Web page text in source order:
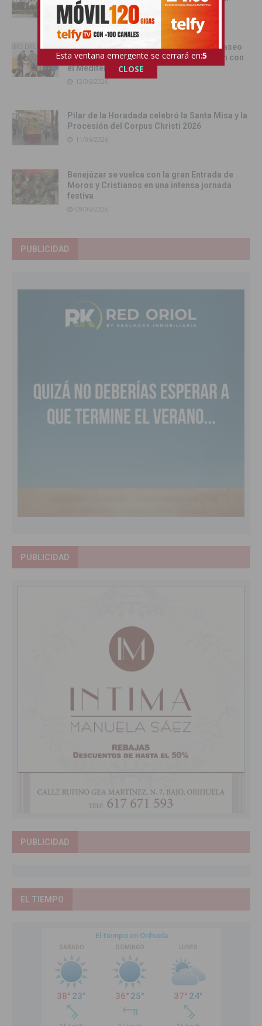
13/06/2026
Torrevieja inaugura el Centro de Ocio ‘Paseo
del Mar’ y recupera su histórica conexión con
el Mediterráneo
12/06/2026
Pilar de la Horadada celebró la Santa Misa y la
Procesión del Corpus Christi 2026
11/06/2026
Benejúzar se vuelca con la gran Entrada de
Moros y Cristianos en una intensa jornada
festiva
09/06/2026
PUBLICIDAD
PUBLICIDAD
PUBLICIDAD
EL TIEMPO
Esta ventana emergente se cerrará en:4
CLOSE